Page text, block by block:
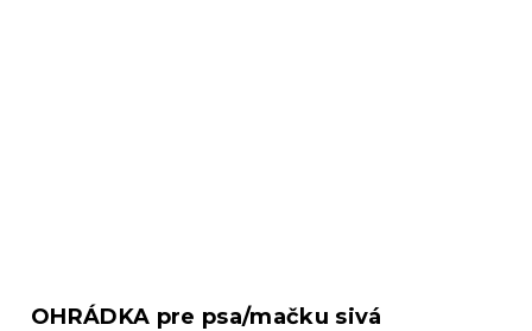
OHRÁDKA pre psa/mačku sivá